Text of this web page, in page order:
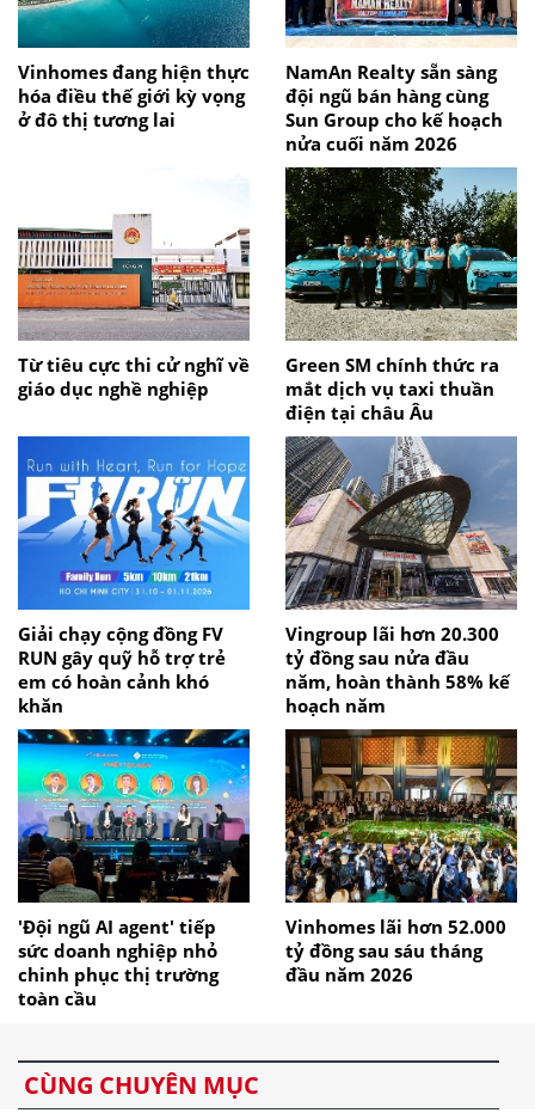
Vinhomes đang hiện thực
hóa điều thế giới kỳ vọng
ở đô thị tương lai
NamAn Realty sẵn sàng
đội ngũ bán hàng cùng
Sun Group cho kế hoạch
nửa cuối năm 2026
Từ tiêu cực thi cử nghĩ về
giáo dục nghề nghiệp
Green SM chính thức ra
mắt dịch vụ taxi thuần
điện tại châu Âu
Giải chạy cộng đồng FV
RUN gây quỹ hỗ trợ trẻ
em có hoàn cảnh khó
khăn
Vingroup lãi hơn 20.300
tỷ đồng sau nửa đầu
năm, hoàn thành 58% kế
hoạch năm
'Đội ngũ AI agent' tiếp
sức doanh nghiệp nhỏ
chinh phục thị trường
toàn cầu
Vinhomes lãi hơn 52.000
tỷ đồng sau sáu tháng
đầu năm 2026
CÙNG CHUYÊN MỤC